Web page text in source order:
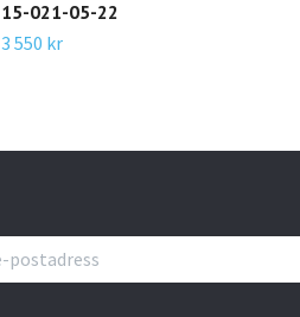
15-021-05-22
3 550 kr